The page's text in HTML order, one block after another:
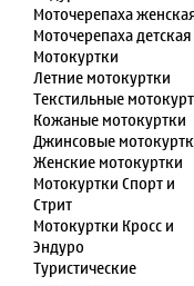
Моточерепаха
Моточерепаха детская
Мотокуртки
Летние мотокуртки
Текстильные
Кожаные мотокуртки
Джинсовые
Женские мотокуртки
Мотокуртки Спорт и
Стрит
Мотокуртки Кросс и
Эндуро
Туристические